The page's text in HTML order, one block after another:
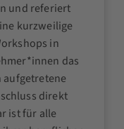
und referiert
kurzweilige
in
das
direkt
ist für alle